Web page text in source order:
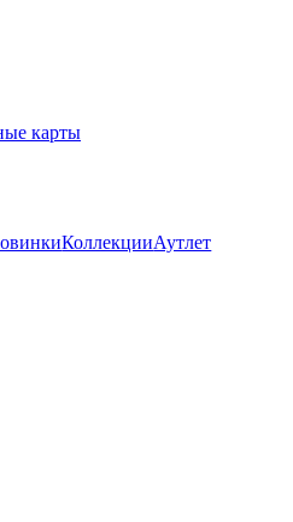
карты
КоллекцииАутлет